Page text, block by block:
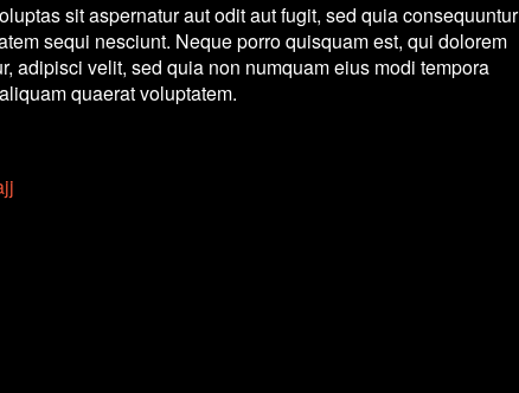
sit aspernatur aut odit aut fugit, sed quia consequuntur
sequi nesciunt. Neque porro quisquam est, qui dolorem
adipisci velit, sed quia non numquam eius modi tempora
quaerat voluptatem.